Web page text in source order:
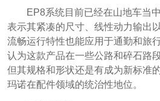
EP8系统目前已经在山地车当
表示其紧凑的尺寸、线性动力输出
流畅运行特性也能应用于通勤和旅
认为这款产品在一些公路和碎石路
但其规格和形状还是有成为新标
玛诺在配件领域的统治性地位。